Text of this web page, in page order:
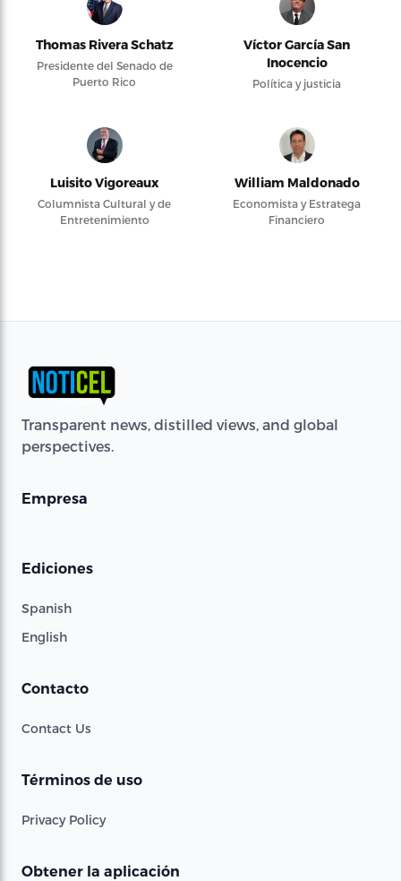
Thomas Rivera Schatz
Presidente del Senado de
Puerto Rico
Víctor García San
Inocencio
Política y justicia
Luisito Vigoreaux
Columnista Cultural y de
Entretenimiento
William Maldonado
Economista y Estratega
Financiero
Transparent news, distilled views, and global
perspectives.
Empresa
Ediciones
Spanish
English
Contacto
Contact Us
Términos de uso
Privacy Policy
Obtener la aplicación